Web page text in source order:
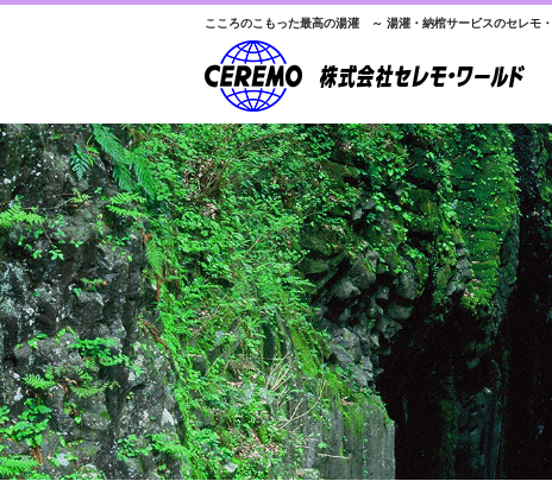
こころのこもった最高の湯灌 ～ 湯灌・納棺サービスのセレモ